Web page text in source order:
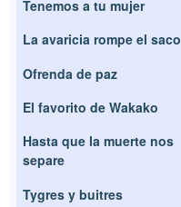
Tenemos a tu mujer
La avaricia rompe el saco
Ofrenda de paz
El favorito de Wakako
Hasta que la muerte nos
separe
Tygres y buitres